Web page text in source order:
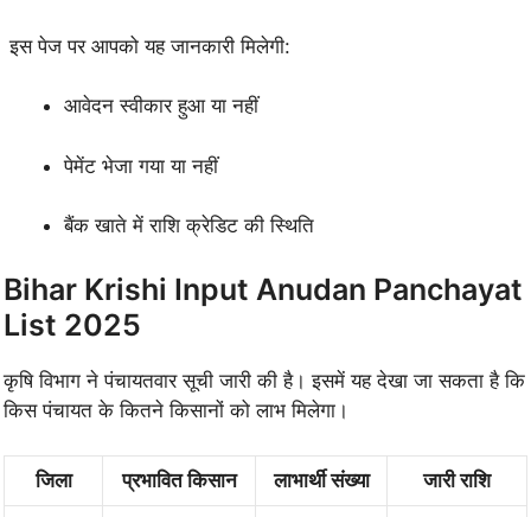
इस पेज पर आपको यह जानकारी मिलेगी:
आवेदन स्वीकार हुआ या नहीं
पेमेंट भेजा गया या नहीं
बैंक खाते में राशि क्रेडिट की स्थिति
Bihar Krishi Input Anudan Panchayat
List 2025
कृषि विभाग ने पंचायतवार सूची जारी की है। इसमें यह देखा जा सकता है कि
किस पंचायत के कितने किसानों को लाभ मिलेगा।
जिला प्रभावित किसान लाभार्थी संख्या जारी राशि